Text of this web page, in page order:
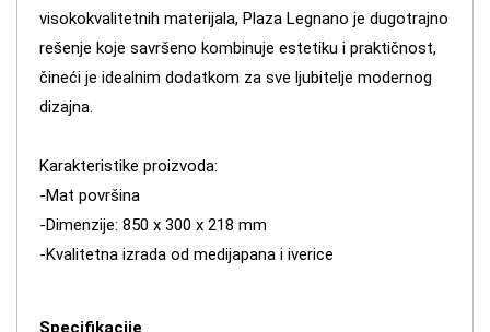
visokokvalitetnih materijala, Plaza Legnano je dugotrajno
rešenje koje savršeno kombinuje estetiku i praktičnost,
čineći je idealnim dodatkom za sve ljubitelje modernog
dizajna.
Karakteristike proizvoda:
-Mat površina
-Dimenzije: 850 x 300 x 218 mm
-Kvalitetna izrada od medijapana i iverice
Specifikacije